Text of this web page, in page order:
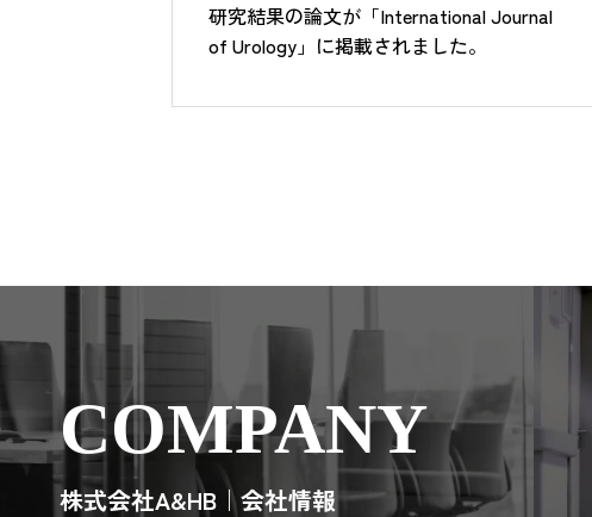
研究結果の論文が「International Journal
of Urology」に掲載されました。
COMPANY
株式会社A&HB｜会社情報